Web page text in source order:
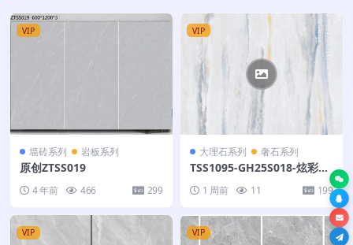
VIP
墙砖系列 岩板系列
原创ZTSS019
4 年前 466 299
VIP
大理石系列 奢石系列
TSS1095-GH25S018-炫彩海
1 周前 11 199
VIP VIP